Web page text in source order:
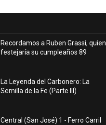
Recordamos a Ruben Grassi, quien
festejaría su cumpleaños 89
La Leyenda del Carbonero: La
Semilla de la Fe (Parte III)
Central (San José) 1 - Ferro Carril